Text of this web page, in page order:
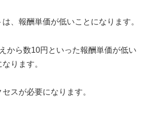
、報酬単価が低いことになります。
から数10円といった報酬単価が低い
ります。
スが必要になります。